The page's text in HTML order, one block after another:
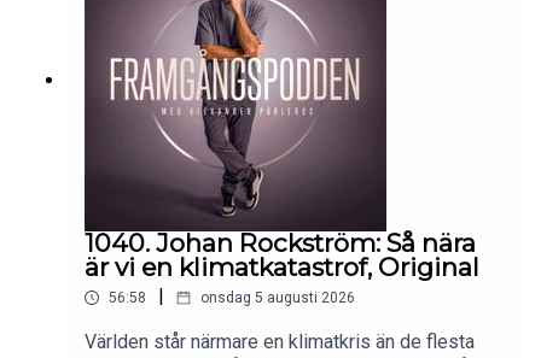
Detta är ett avsnitt för dig som vill höra en professor
utmana etablerade sanningar – och vara en del av
Läs mer om Fredrik Nyström
lagom – så lever du långt och lyckligt utan att träna, banta
och stressa dig till döds.
1040. Johan Rockström: Så nära
är vi en klimatkatastrof, Original
56:58 onsdag 5 augusti 2026
Världen står närmare en klimatkris än de flesta